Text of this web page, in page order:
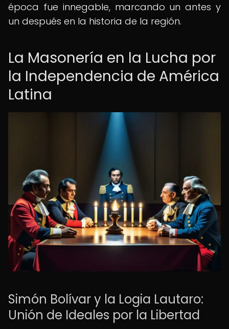
época fue innegable, marcando un antes y
un después en la historia de la región.
La Masonería en la Lucha por
la Independencia de América
Latina
Simón Bolívar y la Logia Lautaro:
Unión de Ideales por la Libertad